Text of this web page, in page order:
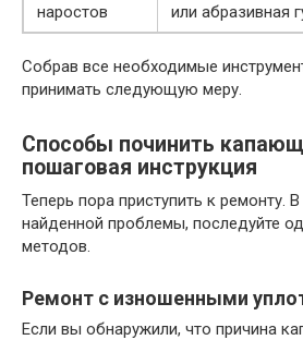
наростов
или абразивная
Собрав все необходимые
принимать следующую меру.
Способы починить
пошаговая инструкция
Теперь пора приступить к ремонту.
найденной проблемы, последуйте
методов.
Ремонт с изношенными
Если вы обнаружили, что причина